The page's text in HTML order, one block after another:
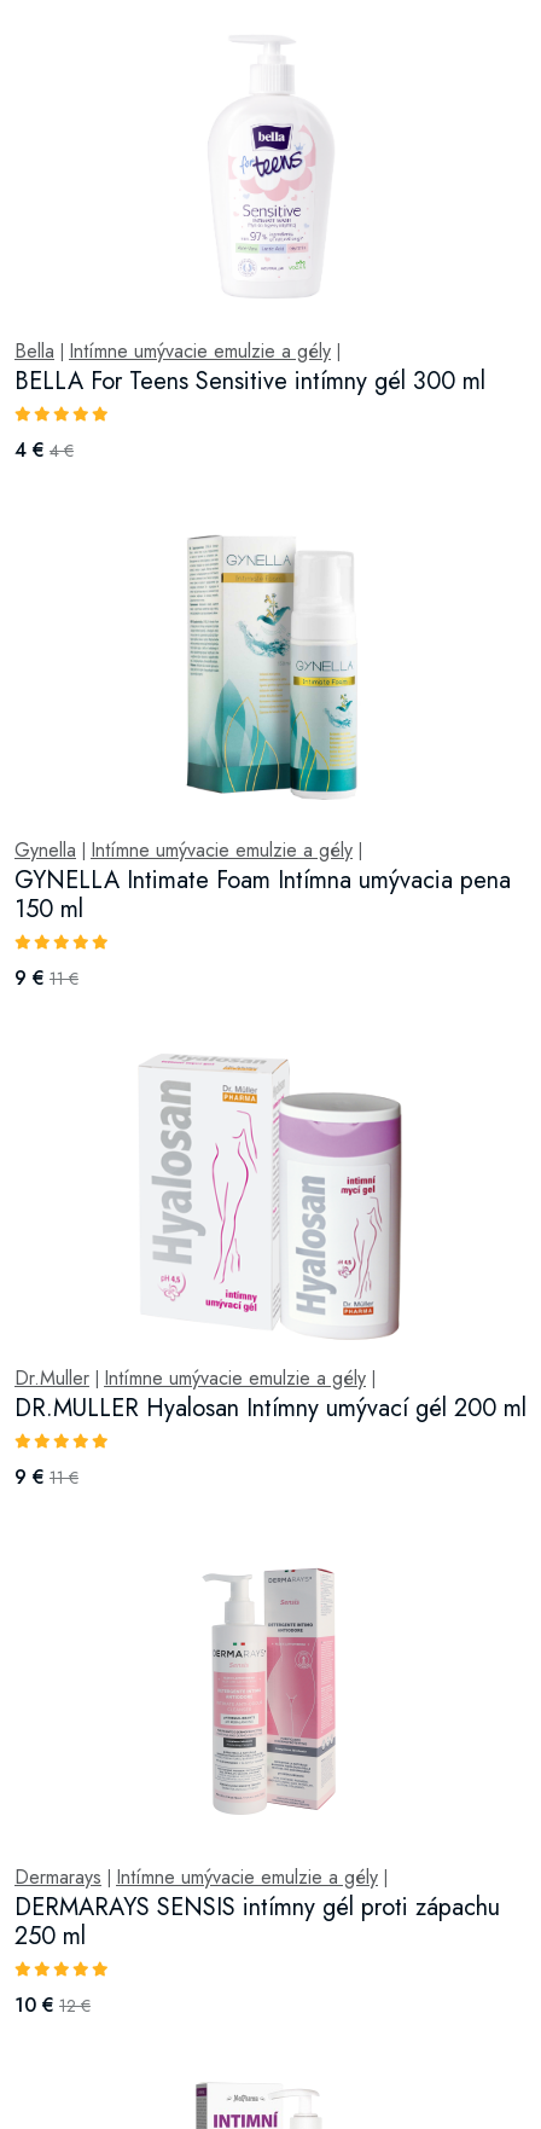
Bella Intímne umývacie emulzie a gély
BELLA For Teens Sensitive intímny gél 300 ml
4 € 4 €
Gynella Intímne umývacie emulzie a gély
GYNELLA Intimate Foam Intímna umývacia pena
150 ml
9 € 11 €
Dr.Muller Intímne umývacie emulzie a gély
DR.MULLER Hyalosan Intímny umývací gél 200 ml
9 € 11 €
Dermarays Intímne umývacie emulzie a gély
DERMARAYS SENSIS intímny gél proti zápachu
250 ml
10 € 12 €